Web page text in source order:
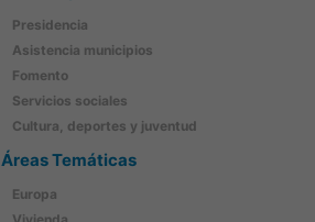
Presidencia
Asistencia municipios
Fomento
Servicios sociales
Cultura, deportes y juventud
Áreas Temáticas
Europa